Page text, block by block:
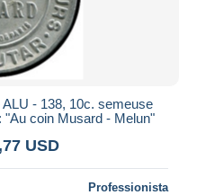
- 138, 10c. semeuse
"Au coin Musard - Melun"
USD
Professionista